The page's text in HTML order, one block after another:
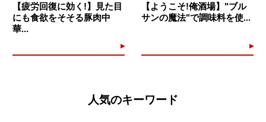
【疲労回復に効く!】見た目
にも食欲をそそる豚肉中
華...
【ようこそ!俺酒場】"ブル
サンの魔法"で調味料を使...
人気のキーワード